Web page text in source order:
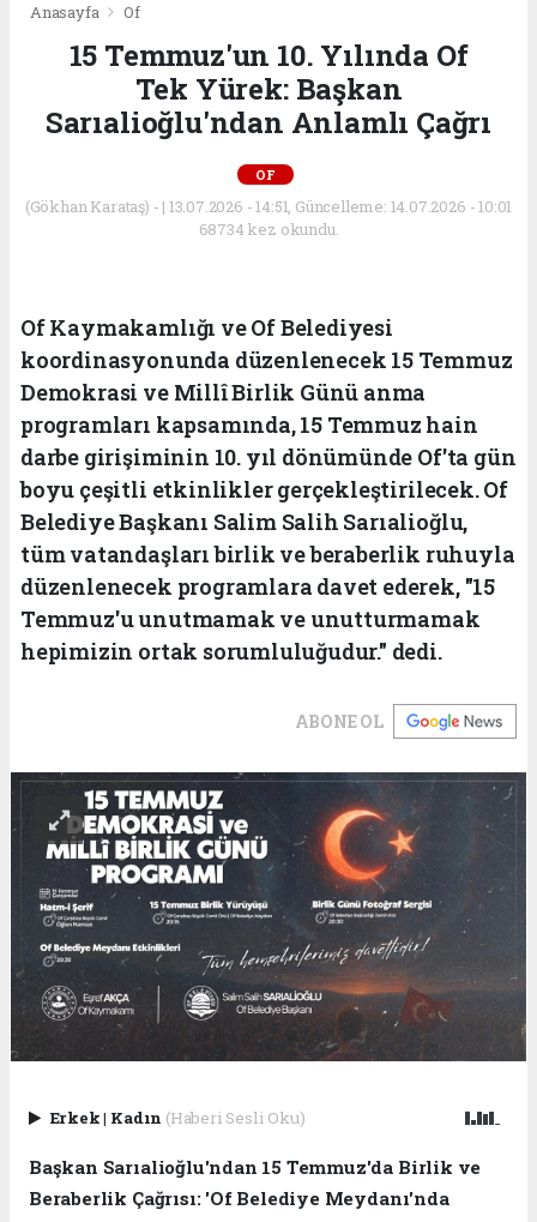
Anasayfa Of
15 Temmuz'un 10. Yılında Of
Tek Yürek: Başkan
Sarıalioğlu'ndan Anlamlı Çağrı
OF
(Gökhan Karataş) - | 13.07.2026 - 14:51, Güncelleme: 14.07.2026 - 10:01
68734 kez okundu.
Of Kaymakamlığı ve Of Belediyesi
koordinasyonunda düzenlenecek 15 Temmuz
Demokrasi ve Millî Birlik Günü anma
programları kapsamında, 15 Temmuz hain
darbe girişiminin 10. yıl dönümünde Of'ta gün
boyu çeşitli etkinlikler gerçekleştirilecek. Of
Belediye Başkanı Salim Salih Sarıalioğlu,
tüm vatandaşları birlik ve beraberlik ruhuyla
düzenlenecek programlara davet ederek, "15
Temmuz'u unutmamak ve unutturmamak
hepimizin ortak sorumluluğudur." dedi.
ABONE OL
Erkek| Kadın (Haberi Sesli Oku)
Başkan Sarıalioğlu'ndan 15 Temmuz'da Birlik ve
Beraberlik Çağrısı: 'Of Belediye Meydanı'nda